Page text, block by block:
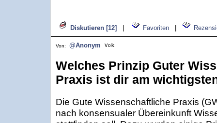
Diskutieren [12] Favoriten
Von: @Anonym
Welches Prinzip Guter
Praxis ist dir am
Die Gute Wissenschaftliche Praxis
nach konsensualer Übereinkunft